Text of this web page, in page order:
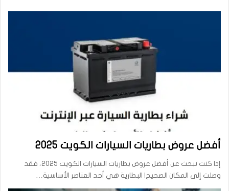
أفضل عروض بطاريات السيارات الكويت 2025
إذا كنت تبحث عن أفضل عروض بطاريات السيارات الكويت 2025، فقد
وصلت إلى المكان الصحيح! البطارية هي أحد العناصر الأساسية…